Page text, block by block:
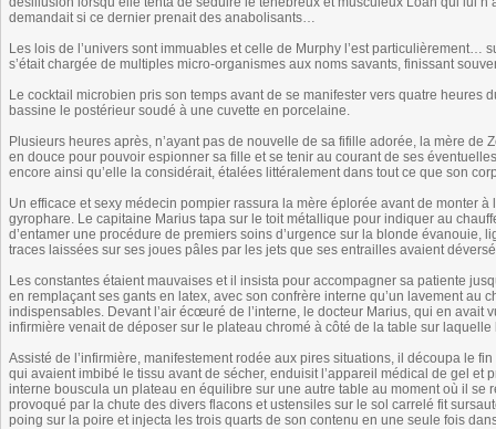
demandait si ce dernier prenait des anabolisants…
Les lois de l’univers sont immuables et celle de Murphy l’est
s’était chargée de multiples micro-organismes aux noms savants, finissant
Le cocktail microbien pris son temps avant de se manifester vers quatre heures
bassine le postérieur soudé à une cuvette en porcelaine.
Plusieurs heures après, n’ayant pas de nouvelle de sa fifille adorée, la mère
en douce pour pouvoir espionner sa fille et se tenir au courant de ses
encore ainsi qu’elle la considérait, étalées littéralement dans tout ce que son
Un efficace et sexy médecin pompier rassura la mère éplorée avant de monter à
gyrophare. Le capitaine Marius tapa sur le toit métallique pour indiquer au
d’entamer une procédure de premiers soins d’urgence sur la blonde évanouie,
traces laissées sur ses joues pâles par les jets que ses entrailles avaient
Les constantes étaient mauvaises et il insista pour accompagner sa patiente
en remplaçant ses gants en latex, avec son confrère interne qu’un lavement au
indispensables. Devant l’air écœuré de l’interne, le docteur Marius, qui en avait
infirmière venait de déposer sur le plateau chromé à côté de la table sur
Assisté de l’infirmière, manifestement rodée aux pires situations, il découpa le
qui avaient imbibé le tissu avant de sécher, enduisit l’appareil médical de gel
interne bouscula un plateau en équilibre sur une autre table au moment où il se
provoqué par la chute des divers flacons et ustensiles sur le sol carrelé fit
poing sur la poire et injecta les trois quarts de son contenu en une seule fois